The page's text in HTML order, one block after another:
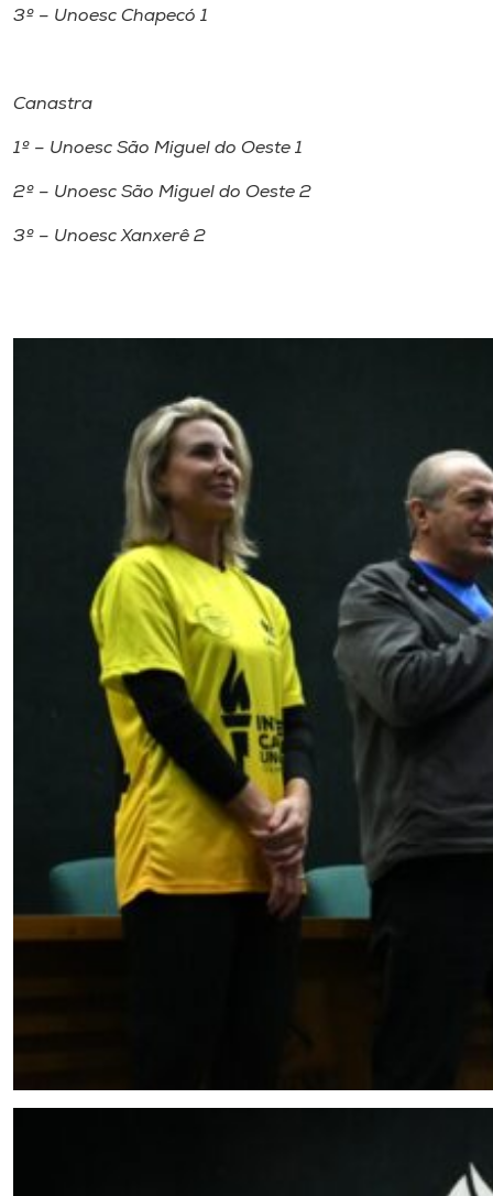
3º – Unoesc Chapecó 1
Canastra
1º – Unoesc São Miguel do Oeste 1
2º – Unoesc São Miguel do Oeste 2
3º – Unoesc Xanxerê 2